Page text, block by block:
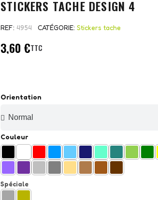
STICKERS TACHE DESIGN 4
REF 4954 CATÉGORIE Stickers tache
3,60 €TTC
Orientation
Couleur
Spéciale